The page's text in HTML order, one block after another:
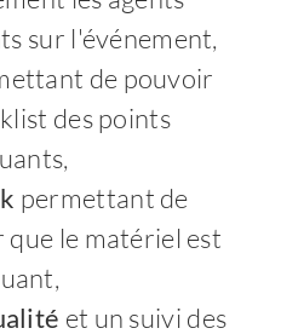
sur l'événement,
de pouvoir
des points
permettant de
le matériel est
et un suivi des